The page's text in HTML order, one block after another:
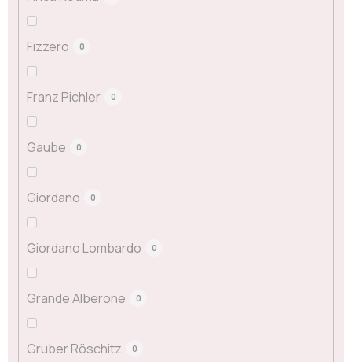
Fizzero 0
Franz Pichler 0
Gaube 0
Giordano 0
Giordano Lombardo 0
Grande Alberone 0
Gruber Röschitz 0